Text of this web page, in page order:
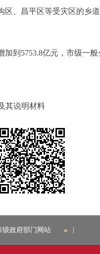
区、昌平区等受灾区的乡
到5753.8亿元，市级一般
其说明材料
级政府部门网站